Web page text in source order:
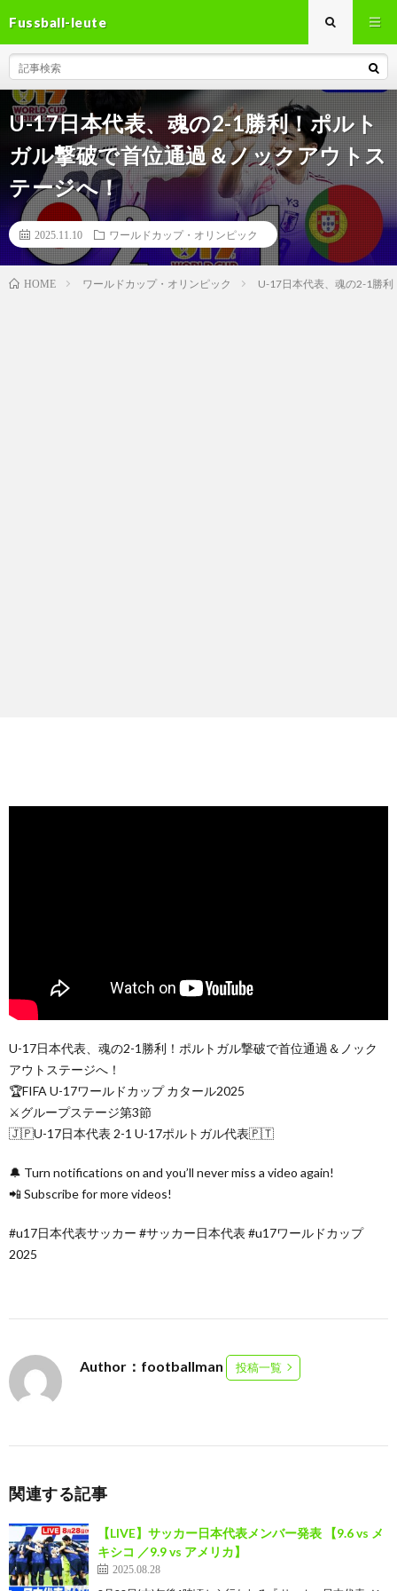
Fussball-leute
U-17日本代表、魂の2-1勝利！ポルト
ガル撃破で首位通過＆ノックアウトス
テージへ！
2025.11.10 ワールドカップ・オリンピック
HOME ワールドカップ・オリンピック U-17日本代表、魂の2-1勝
U-17日本代表、魂の2-1勝利！ポルトガル撃破で首位通過＆ノック
アウトステージへ！
🏆FIFA U-17ワールドカップ カタール2025
⚔️グループステージ第3節
🇯🇵U-17日本代表 2-1 U-17ポルトガル代表🇵🇹
🔔 Turn notifications on and you’ll never miss a video again!
📲 Subscribe for more videos!
#u17日本代表サッカー #サッカー日本代表 #u17ワールドカップ
2025
Author：footballman 投稿一覧
関連する記事
【LIVE】サッカー日本代表メンバー発表 【9.6 vs メ
キシコ ／9.9 vs アメリカ】
2025.08.28